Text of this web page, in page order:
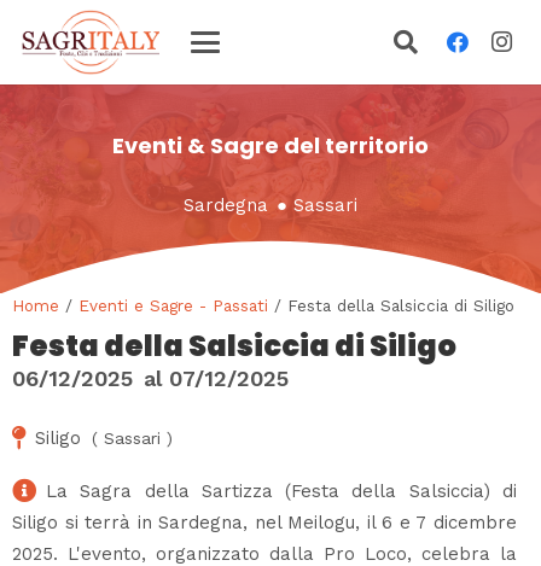
Eventi & Sagre del territorio
Sardegna ● Sassari
Home / Eventi e Sagre - Passati / Festa della Salsiccia di Siligo
Festa della Salsiccia di Siligo
06/12/2025 al 07/12/2025
Siligo ( Sassari )
La Sagra della Sartizza (Festa della Salsiccia) di
Siligo si terrà in Sardegna, nel Meilogu, il 6 e 7 dicembre
2025. L'evento, organizzato dalla Pro Loco, celebra la